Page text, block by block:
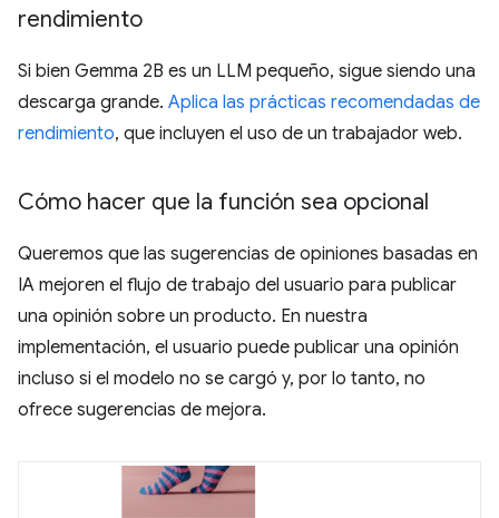
rendimiento
Si bien Gemma 2B es un LLM pequeño, sigue siendo una
descarga grande. Aplica las prácticas recomendadas de
rendimiento, que incluyen el uso de un trabajador web.
Cómo hacer que la función sea opcional
Queremos que las sugerencias de opiniones basadas en
IA mejoren el flujo de trabajo del usuario para publicar
una opinión sobre un producto. En nuestra
implementación, el usuario puede publicar una opinión
incluso si el modelo no se cargó y, por lo tanto, no
ofrece sugerencias de mejora.